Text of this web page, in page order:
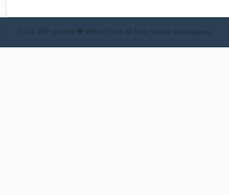
2026 WP-theme ❤ WordPress © Все права защищены.